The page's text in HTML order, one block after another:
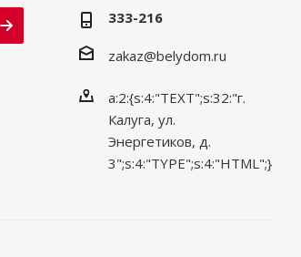
333-216
zakaz@belydom.ru
a:2:{s:4:"TEXT";s:32:"г.
Калуга, ул.
Энергетиков, д.
3";s:4:"TYPE";s:4:"HTML";}